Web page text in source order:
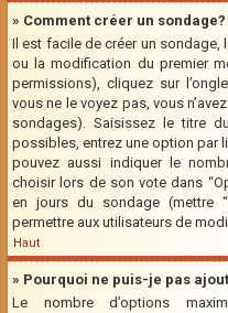
» Comment créer un sondage?
Il est facile de créer un sondage,
ou la modification du premier
permissions), cliquez sur
vous ne le voyez pas, vous
sondages). Saisissez le titre
possibles, entrez une option par
pouvez aussi indiquer le
choisir lors de son vote dans
en jours du sondage (mettre
permettre aux utilisateurs de
Haut
» Pourquoi ne puis-je pas
Le nombre d’options